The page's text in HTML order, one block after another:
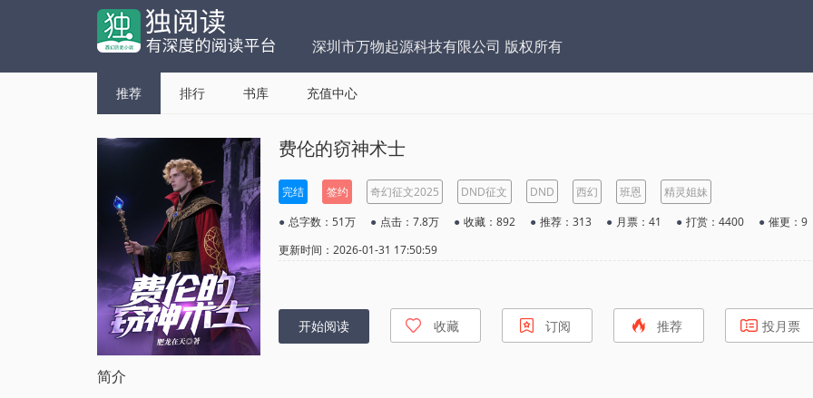
深圳市万物起源科技有限公司 版权所有
推荐 排行 书库 充值中心
费伦的窃神术士
完结 签约 奇幻征文2025 DND征文 DND 西幻 班恩
精灵姐妹
● 总字数：51万 ● 点击：7.8万 ● 收藏：892 ● 推荐：313 ● 月票：41 ● 打赏：4400 ● 催更：9
更新时间：2026-01-31 17:50:59
开始阅读 收藏 订阅 推荐 投月票
简介